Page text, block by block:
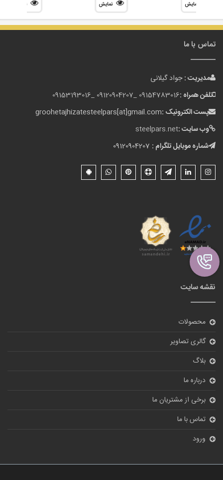
نمایش نمایش
تماس با ما
مدیریت :جواد گیلانی
تلفن همراه :09154783016 _
09120904207 _
09153193016
پست الکترونیک :groohetajhizatesteelpars[at]gmail.com
وب سایت :steelpars.net
شماره موبایل تلگرام :
نقشه سایت
محصولات
گالری تصاویر
بلاگ
درباره ما
برخی از مشتریان ما
تماس با ما
ورود